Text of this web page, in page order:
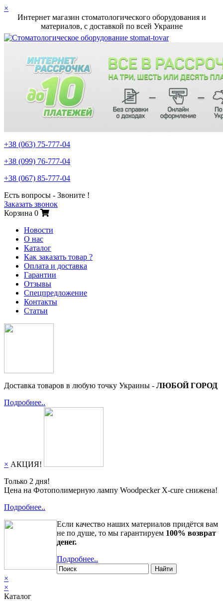
×
Интернет магазин стоматологического оборудования и
материалов, c доставкой по всей Украине
+38 (063) 75-777-04
+38 (099) 76-777-04
+38 (067) 85-777-04
Есть вопросы - Звоните !
Заказать звонок
Корзина 0
Новости
О нас
Каталог
Как заказать товар ?
Оплата и доставка
Гарантии
Отзывы
Спецпредложение
Контакты
Статьи
Доставка товаров в любую точку Украины - ЛЮБОЙ ГОРОД
Подробнее..
× АКЦИЯ!
Только 2 дня!
Цена на Фотополимерную лампу Woodpecker X-cure снижена!
Подробнее..
Если качество наших материалов придётся вам
не по душе, то мы гарантируем 100% возврат
денег.
Подробнее..
Найти
×
×
Каталог